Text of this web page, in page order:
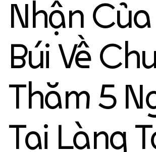
Nhận
Búi Về
Thăm 5
Tại Làng